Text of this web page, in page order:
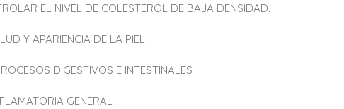
EL NIVEL DE COLESTEROL DE BAJA DENSIDAD.
Y APARIENCIA DE LA PIEL
DIGESTIVOS E INTESTINALES
GENERAL